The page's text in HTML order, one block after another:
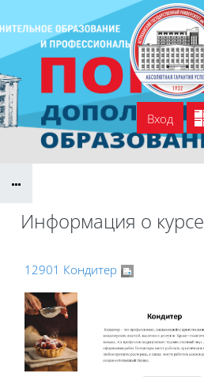
Перейти к основному содержанию
Вход
УСПДО
Тех. поддержка
Информация о курсе
12901 Кондитер